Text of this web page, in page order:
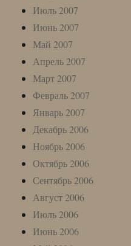
Июль 2007
Июнь 2007
Май 2007
Апрель 2007
Март 2007
Февраль 2007
Январь 2007
Декабрь 2006
Ноябрь 2006
Октябрь 2006
Сентябрь 2006
Август 2006
Июль 2006
Июнь 2006